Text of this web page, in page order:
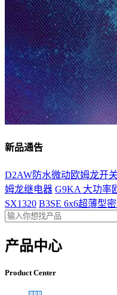
新品通告
D2AW防水微动欧姆龙开关
姆龙继电器 G9KA 大功率
SX1320 B3SE 6x6超薄型
产品中心
Product Center